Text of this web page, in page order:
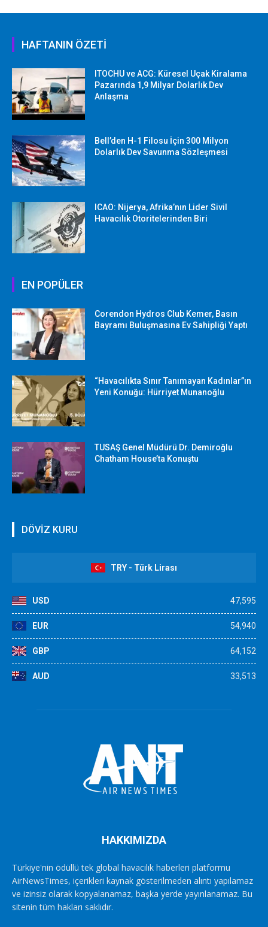
HAFTANIN ÖZETİ
ITOCHU ve ACG: Küresel Uçak Kiralama
Pazarında 1,9 Milyar Dolarlık Dev
Anlaşma
Bell’den H-1 Filosu İçin 300 Milyon
Dolarlık Dev Savunma Sözleşmesi
ICAO: Nijerya, Afrika’nın Lider Sivil
Havacılık Otoritelerinden Biri
EN POPÜLER
Corendon Hydros Club Kemer, Basın
Bayramı Buluşmasına Ev Sahipliği Yaptı
“Havacılıkta Sınır Tanımayan Kadınlar”ın
Yeni Konuğu: Hürriyet Munanoğlu
TUSAŞ Genel Müdürü Dr. Demiroğlu
Chatham House’ta Konuştu
DÖVİZ KURU
TRY - Türk Lirası
USD 47,595
EUR 54,940
GBP 64,152
AUD 33,513
HAKKIMIZDA
Türkiye'nin ödüllü tek global havacılık haberleri platformu
AirNewsTimes, içerikleri kaynak gösterilmeden alıntı yapılamaz
ve izinsiz olarak kopyalanamaz, başka yerde yayınlanamaz. Bu
sitenin tüm hakları saklıdır.